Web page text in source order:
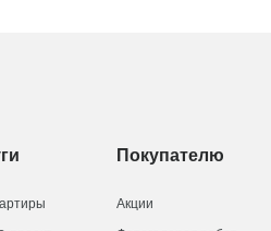
Покупателю
Акции